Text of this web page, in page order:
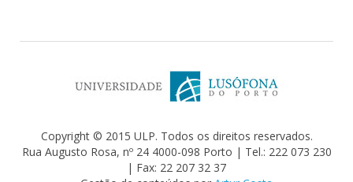
Copyright © 2015 ULP. Todos os direitos reservados.
Rua Augusto Rosa, nº 24 4000-098 Porto | Tel.: 222 073 230
| Fax: 22 207 32 37